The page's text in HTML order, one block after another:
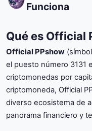
Funciona
Qué es Official
Official PPshow
el puesto número 3131
criptomonedas por
criptomoneda, Official
diverso ecosistema de
panorama financiero y